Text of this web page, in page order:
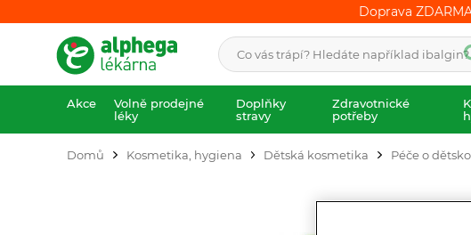
Doprava
Doprava
Akce
Volně prodejné
léky
Doplňky
stravy
Zdravotnické
potřeby
Domů Kosmetika, hygiena Dětská kosmetika Péče o